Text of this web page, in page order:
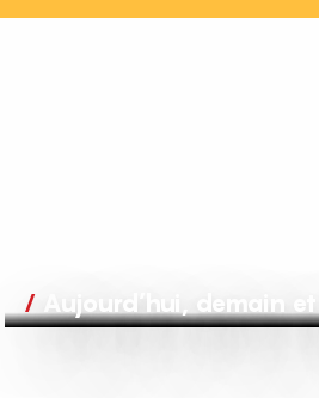
Aujourd’hui, demain